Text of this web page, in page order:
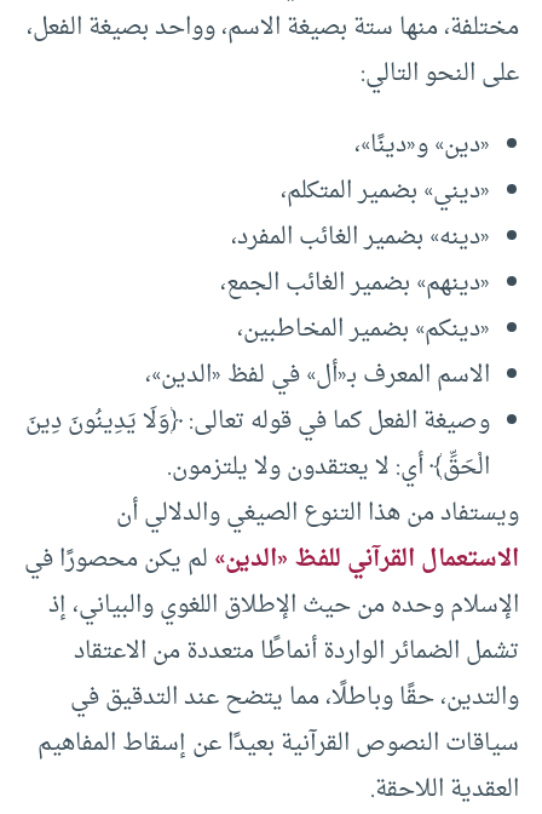
مختلفة، منها ستة بصيغة الاسم، وواحد بصيغة الفعل،
على النحو التالي:
«دين» و«دينًا»،
«ديني» بضمير المتكلم،
«دينه» بضمير الغائب المفرد،
«دينهم» بضمير الغائب الجمع،
«دينكم» بضمير المخاطبين،
الاسم المعرف بـ«أل» في لفظ «الدين»،
وصيغة الفعل كما في قوله تعالى: ﴿وَلَا يَدِينُونَ دِينَ
الْحَقِّ﴾ أي: لا يعتقدون ولا يلتزمون.
ويستفاد من هذا التنوع الصيغي والدلالي أن
الاستعمال القرآني للفظ «الدين»لم يكن محصورًا في
الإسلام وحده من حيث الإطلاق اللغوي والبياني، إذ
تشمل الضمائر الواردة أنماطًا متعددة من الاعتقاد
والتدين، حقًا وباطلًا، مما يتضح عند التدقيق في
سياقات النصوص القرآنية بعيدًا عن إسقاط المفاهيم
العقدية اللاحقة.